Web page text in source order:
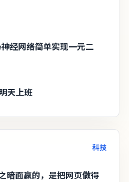
经网络简单实现一元二
天上班
科技
暗面赢的，是把网页做得